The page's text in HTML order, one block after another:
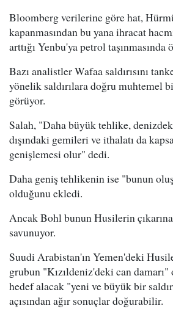
Bloomberg verilerine göre hat,
kapanmasından bu yana ihracat
arttığı Yenbu'ya petrol
Bazı analistler Wafaa saldırısını
yönelik saldırılara doğru muhtemel
görüyor.
Salah, "Daha büyük tehlike,
dışındaki gemileri ve ithalatı da
genişlemesi olur" dedi.
Daha geniş tehlikenin ise "bunun
olduğunu ekledi.
Ancak Bohl bunun Husilerin çıkarına
savunuyor.
Suudi Arabistan'ın Yemen'deki
grubun "Kızıldeniz'deki can
hedef alacak "yeni ve büyük bir
açısından ağır sonuçlar doğurabilir.